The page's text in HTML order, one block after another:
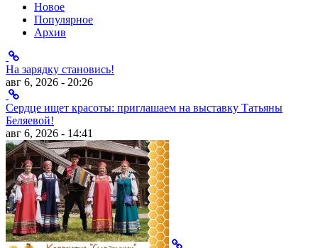
Новое
Популярное
Архив
На зарядку становись!
авг 6, 2026 - 20:26
Сердце ищет красоты: приглашаем на выставку Татьяны
Беляевой!
авг 6, 2026 - 14:41